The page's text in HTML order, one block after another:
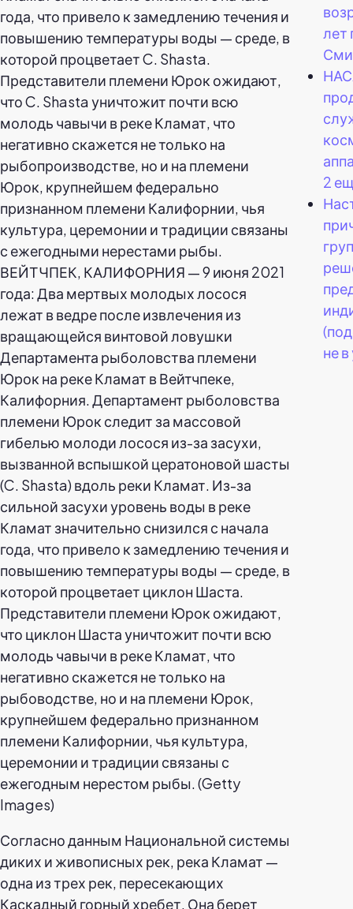
ВЕЙТЧПЕК, КАЛИФОРНИЯ — 9 июня 2021
года: Два мертвых молодых лосося
лежат в ведре после извлечения из
вращающейся винтовой ловушки
Департамента рыболовства племени
Юрок на реке Кламат в Вейтчпеке,
Калифорния. Департамент рыболовства
племени Юрок следит за массовой
гибелью молоди лосося из-за засухи,
вызванной вспышкой цератоновой шасты
(C. Shasta) вдоль реки Кламат. Из-за
сильной засухи уровень воды в реке
Кламат значительно снизился с начала
года, что привело к замедлению течения и
повышению температуры воды — среде, в
которой процветает циклон Шаста.
Представители племени Юрок ожидают,
что циклон Шаста уничтожит почти всю
молодь чавычи в реке Кламат, что
негативно скажется не только на
рыбоводстве, но и на племени Юрок,
крупнейшем федерально признанном
племени Калифорнии, чья культура,
церемонии и традиции связаны с
ежегодным нерестом рыбы. (Getty
Images)
Согласно данным Национальной системы
диких и живописных рек, река Кламат —
одна из трех рек, пересекающих
Каскадный горный хребет. Она берет
лет
2
не